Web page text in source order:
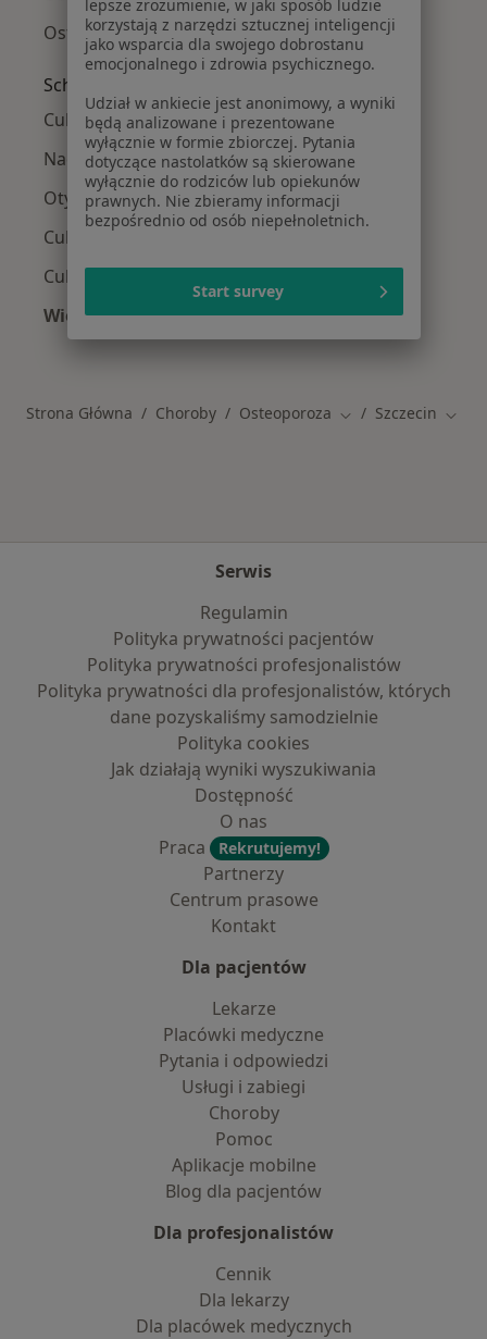
Osteoporoza w Policach
Schorzenia w Szczecinie
Cukrzyca w Szczecinie
Nadciśnienie tętnicze w Szczecinie
Otyłość w Szczecinie
Cukrzyca ciążowa w Szczecinie
Cukrzyca typu 2 w Szczecinie
Więcej (15)
Więcej w kategorii: Schorzenia w Szczecinie
Strona Główna Choroby Osteoporoza Zmień miasto
Szczecin
Serwis
Regulamin
Polityka prywatności pacjentów
Polityka prywatności profesjonalistów
Polityka prywatności dla profesjonalistów, których
dane pozyskaliśmy samodzielnie
Polityka cookies
Jak działają wyniki wyszukiwania
Dostępność
O nas
Praca
Rekrutujemy!
Partnerzy
Centrum prasowe
Kontakt
Dla pacjentów
Lekarze
Placówki medyczne
Pytania i odpowiedzi
Usługi i zabiegi
Choroby
Pomoc
Aplikacje mobilne
Blog dla pacjentów
Dla profesjonalistów
Cennik
Dla lekarzy
Dla placówek medycznych
lepsze zrozumienie, w jaki sposób ludzie
korzystają z narzędzi sztucznej inteligencji
jako wsparcia dla swojego dobrostanu
emocjonalnego i zdrowia psychicznego.
Udział w ankiecie jest anonimowy, a wyniki
będą analizowane i prezentowane
wyłącznie w formie zbiorczej. Pytania
dotyczące nastolatków są skierowane
wyłącznie do rodziców lub opiekunów
prawnych. Nie zbieramy informacji
bezpośrednio od osób niepełnoletnich.
Start survey